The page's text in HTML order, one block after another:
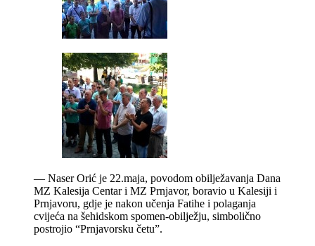
— Naser Orić je 22.maja, povodom obilježavanja Dana
MZ Kalesija Centar i MZ Prnjavor, boravio u Kalesiji i
Prnjavoru, gdje je nakon učenja Fatihe i polaganja
cvijeća na šehidskom spomen-obilježju, simbolično
postrojio “Prnjavorsku četu”.